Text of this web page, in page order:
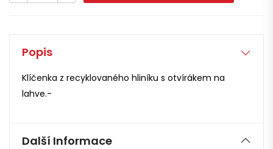
Popis
Klíčenka z recyklovaného hliníku s otvírákem na
lahve.-
Další Informace